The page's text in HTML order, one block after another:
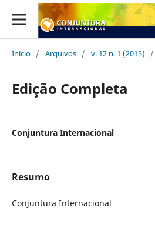
Início / Arquivos / v. 12 n. 1 (2015) /
Edição Completa
Conjuntura Internacional
Resumo
Conjuntura Internacional